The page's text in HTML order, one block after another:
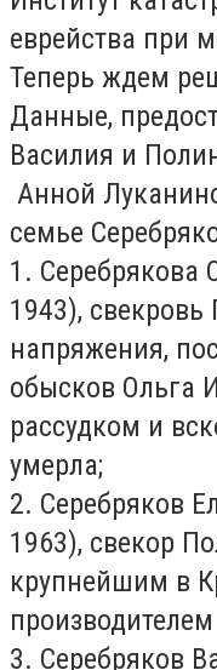
еврейства при
Теперь ждем
Данные,
Василия и
Анной
семье
1. Серебрякова
1943),
напряжения,
обысков Ольга
рассудком и
умерла;
2. Серебряков
1963), свекор
крупнейшим в
3. Серебряков